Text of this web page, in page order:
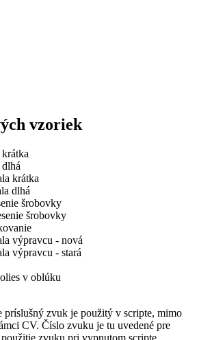
vzoriek
krátka
dlhá
šrobovky
šrobovky
výpravcu - nová
výpravcu - stará
v oblúku
príslušný zvuk je použitý v scripte, mimo
CV. Číslo zvuku je tu uvedené pre
zvuku pri vypnutom scripte.